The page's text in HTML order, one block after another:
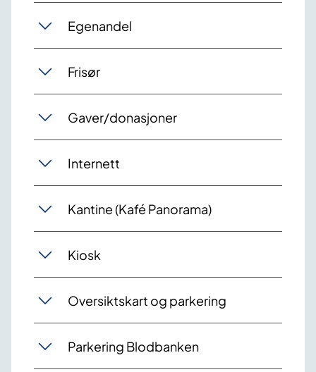
Egenandel
Frisør
Gaver/donasjoner
Internett
Kantine (Kafé Panorama)
Kiosk
Oversiktskart og parkering
Parkering Blodbanken